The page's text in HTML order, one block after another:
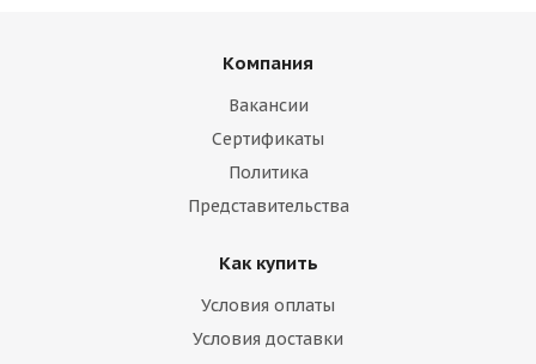
Компания
Вакансии
Сертификаты
Политика
Представительства
Как купить
Условия оплаты
Условия доставки